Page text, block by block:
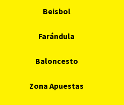
Beisbol
Farándula
Baloncesto
Zona Apuestas